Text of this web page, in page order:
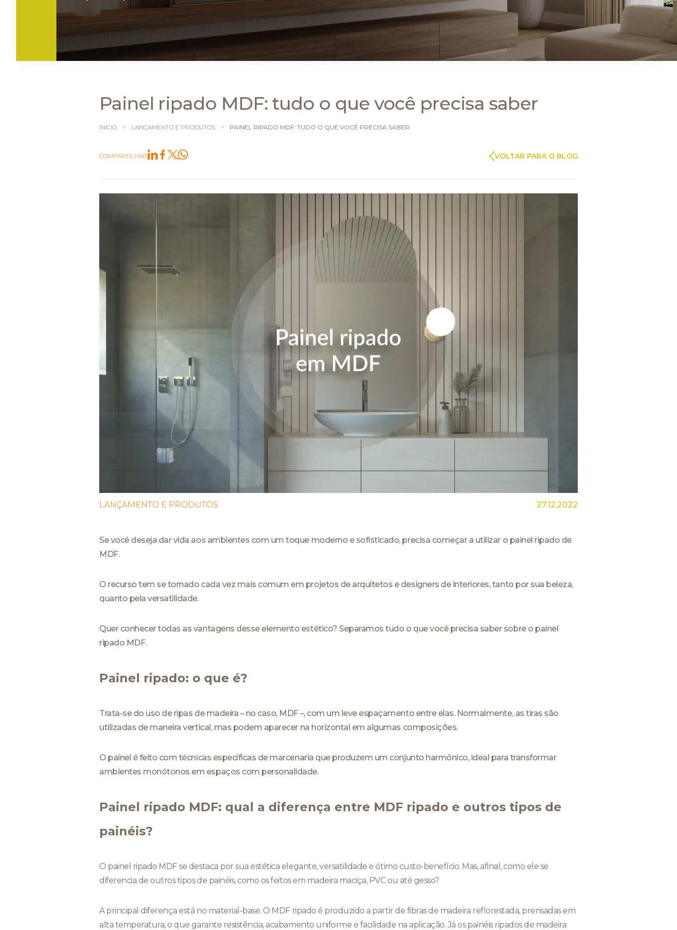
ARAUCO FLORESTAL
Painel ripado MDF: tudo o que você precisa saber
INÍCIO > LANÇAMENTO E PRODUTOS > PAINEL RIPADO MDF: TUDO O QUE VOCÊ PRECISA SABER
COMPARTILHAR VOLTAR PARA O BLOG
LANÇAMENTO E PRODUTOS 27.12.2022
Se você deseja dar vida aos ambientes com um toque moderno e sofisticado, precisa começar a utilizar o painel ripado de
MDF.
O recurso tem se tornado cada vez mais comum em projetos de arquitetos e designers de interiores, tanto por sua beleza,
quanto pela versatilidade.
Quer conhecer todas as vantagens desse elemento estético? Separamos tudo o que você precisa saber sobre o painel
ripado MDF.
Painel ripado: o que é?
Trata-se do uso de ripas de madeira – no caso, MDF –, com um leve espaçamento entre elas. Normalmente, as tiras são
utilizadas de maneira vertical, mas podem aparecer na horizontal em algumas composições.
O painel é feito com técnicas específicas de marcenaria que produzem um conjunto harmônico, ideal para transformar
ambientes monótonos em espaços com personalidade.
Painel ripado MDF: qual a diferença entre MDF ripado e outros tipos de
painéis?
O painel ripado MDF se destaca por sua estética elegante, versatilidade e ótimo custo-benefício. Mas, afinal, como ele se
diferencia de outros tipos de painéis, como os feitos em madeira maciça, PVC ou até gesso?
A principal diferença está no material-base. O MDF ripado é produzido a partir de fibras de madeira reflorestada, prensadas em
alta temperatura, o que garante resistência, acabamento uniforme e facilidade na aplicação. Já os painéis ripados de madeira